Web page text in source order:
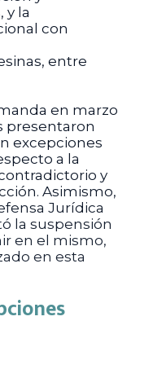
y la
con
entre
en marzo
presentaron
excepciones
a la
y
Asimismo,
Jurídica
la suspensión
en el mismo,
en esta